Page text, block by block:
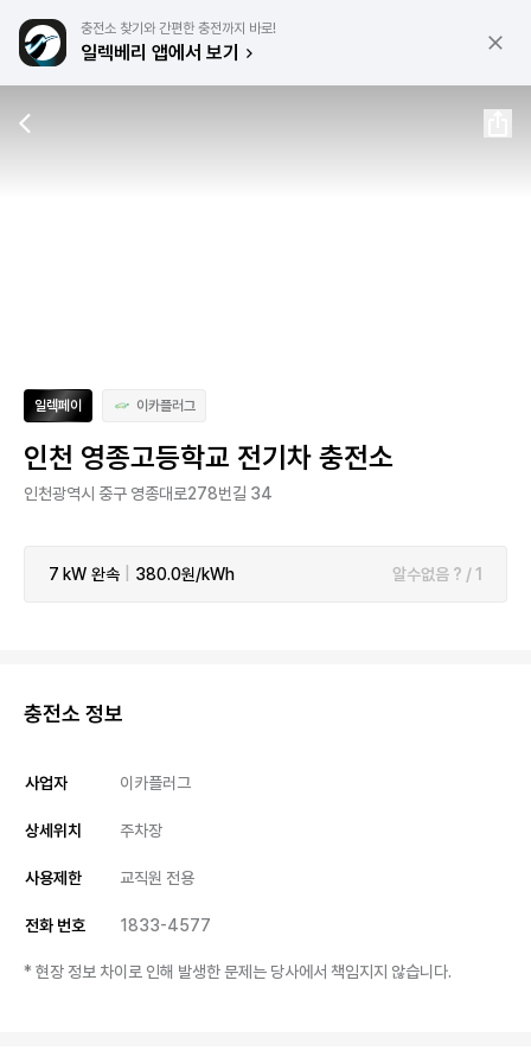
충전소 찾기와 간편한 충전까지 바로!
일렉베리 앱에서 보기
일렉페이 이카플러그
인천 영종고등학교 전기차 충전소
인천광역시 중구 영종대로278번길 34
7 kW 완속 380.0원/kWh 알수없음 ? / 1
충전소 정보
사업자 이카플러그
상세위치 주차장
사용제한 교직원 전용
전화 번호 1833-4577
* 현장 정보 차이로 인해 발생한 문제는 당사에서 책임지지 않습니다.